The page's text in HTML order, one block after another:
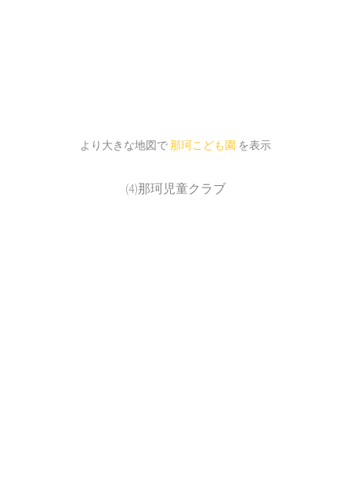
より大きな地図で那珂こども園 を表示
(4)那珂児童クラブ